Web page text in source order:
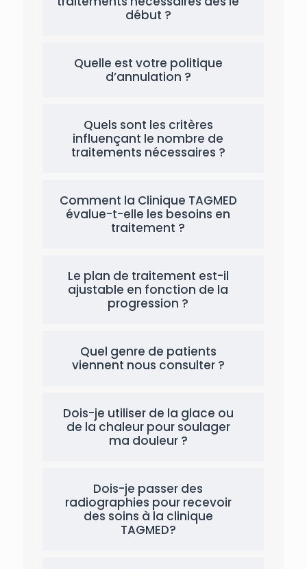
début ?
Quelle est votre politique
d’annulation ?
Quels sont les critères
influençant le nombre de
traitements nécessaires ?
Comment la Clinique TAGMED
évalue-t-elle les besoins en
traitement ?
Le plan de traitement est-il
ajustable en fonction de la
progression ?
Quel genre de patients
viennent nous consulter ?
Dois-je utiliser de la glace ou
de la chaleur pour soulager
ma douleur ?
Dois-je passer des
radiographies pour recevoir
des soins à la clinique
TAGMED?